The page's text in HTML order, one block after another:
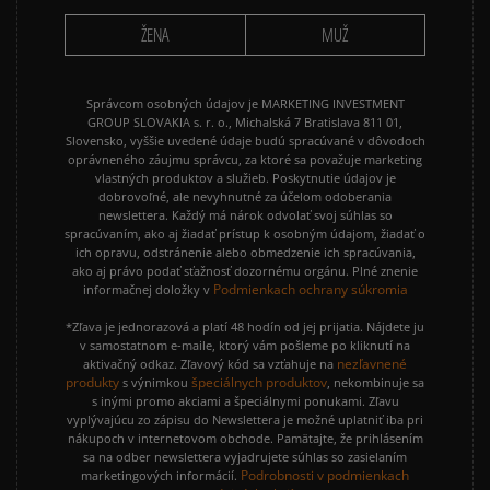
ŽENA MUŽ
Správcom osobných údajov je MARKETING INVESTMENT
GROUP SLOVAKIA s. r. o., Michalská 7 Bratislava 811 01,
Slovensko, vyššie uvedené údaje budú spracúvané v dôvodoch
oprávneného záujmu správcu, za ktoré sa považuje marketing
vlastných produktov a služieb. Poskytnutie údajov je
dobrovoľné, ale nevyhnutné za účelom odoberania
newslettera. Každý má nárok odvolať svoj súhlas so
spracúvaním, ako aj žiadať prístup k osobným údajom, žiadať o
ich opravu, odstránenie alebo obmedzenie ich spracúvania,
ako aj právo podať sťažnosť dozornému orgánu. Plné znenie
informačnej doložky v Podmienkach ochrany súkromia
*Zľava je jednorazová a platí 48 hodín od jej prijatia. Nájdete ju
v samostatnom e-maile, ktorý vám pošleme po kliknutí na
aktivačný odkaz. Zľavový kód sa vzťahuje na nezľavnené
produkty s výnimkou špeciálnych produktov, nekombinuje sa
s inými promo akciami a špeciálnymi ponukami. Zľavu
vyplývajúcu zo zápisu do Newslettera je možné uplatniť iba pri
nákupoch v internetovom obchode. Pamätajte, že prihlásením
sa na odber newslettera vyjadrujete súhlas so zasielaním
marketingových informácií. Podrobnosti v podmienkach